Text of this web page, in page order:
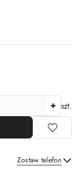
szt.
Zostaw telefon